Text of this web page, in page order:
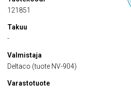
121851
Takuu
-
Valmistaja
Deltaco (tuote NV-904)
Varastotuote